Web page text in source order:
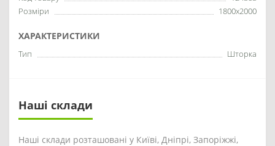
Розміри
1800x2000
ХАРАКТЕРИСТИКИ
Тип Шторка
Наші склади
Наші склади розташовані у Київі, Дніпрі, Запоріжжі,